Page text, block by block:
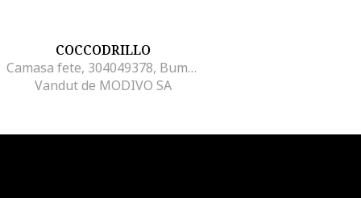
COCCODRILLO
Camasa fete, 304049378, Bumbac, 158 CM, Roz
Vandut de MODIVO SA